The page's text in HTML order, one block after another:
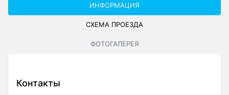
ИНФОРМАЦИЯ
СХЕМА ПРОЕЗДА
ФОТОГАЛЕРЕЯ
Контакты